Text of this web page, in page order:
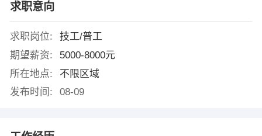
求职意向
求职岗位:
技工/普工
期望薪资:
5000-8000元
所在地点:
不限区域
发布时间:
08-09